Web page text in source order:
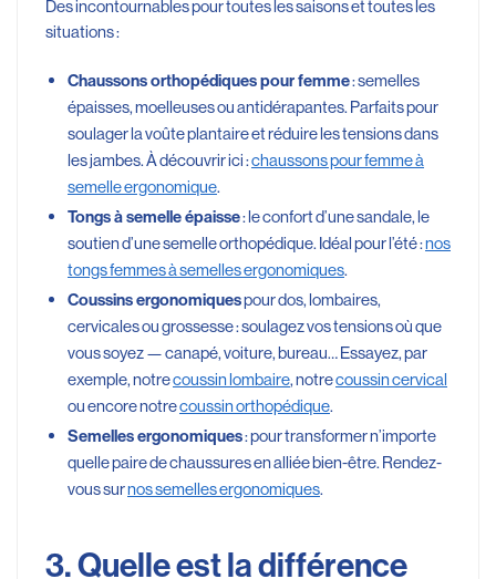
Des incontournables pour toutes les saisons et toutes les
situations :
Chaussons orthopédiques pour femme: semelles
épaisses, moelleuses ou antidérapantes. Parfaits pour
soulager la voûte plantaire et réduire les tensions dans
les jambes. À découvrir ici :chaussons pour femme à
semelle ergonomique.
Tongs à semelle épaisse: le confort d’une sandale, le
soutien d’une semelle orthopédique. Idéal pour l’été :nos
tongs femmes à semelles ergonomiques.
Coussins ergonomiquespour dos, lombaires,
cervicales ou grossesse : soulagez vos tensions où que
vous soyez — canapé, voiture, bureau… Essayez, par
exemple, notrecoussin lombaire, notrecoussin cervical
ou encore notrecoussin orthopédique.
Semelles ergonomiques: pour transformer n’importe
quelle paire de chaussures en alliée bien-être. Rendez-
vous surnos semelles ergonomiques.
3. Quelle est la différence